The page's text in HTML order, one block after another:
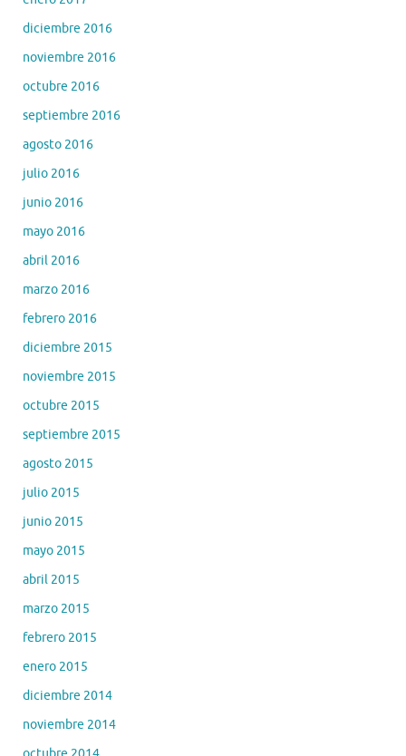
diciembre 2016
noviembre 2016
octubre 2016
septiembre 2016
agosto 2016
julio 2016
junio 2016
mayo 2016
abril 2016
marzo 2016
febrero 2016
diciembre 2015
noviembre 2015
octubre 2015
septiembre 2015
agosto 2015
julio 2015
junio 2015
mayo 2015
abril 2015
marzo 2015
febrero 2015
enero 2015
diciembre 2014
noviembre 2014